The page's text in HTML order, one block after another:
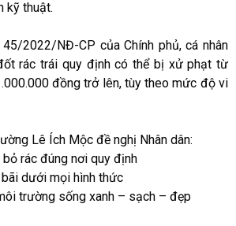
kỹ thuật.
2022/NĐ-CP của Chính phủ, cá nhân
rác trái quy định có thể bị xử phạt từ
đồng trở lên, tùy theo mức độ vi
Lê Ích Mộc đề nghị Nhân dân:
bỏ rác đúng nơi quy định
dưới mọi hình thức
trường sống xanh – sạch – đẹp